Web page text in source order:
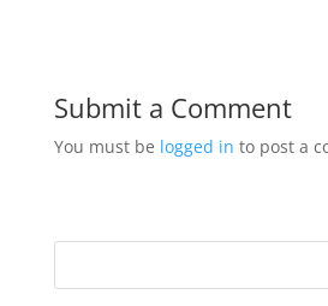
Submit a Comment
You must be logged in to post a